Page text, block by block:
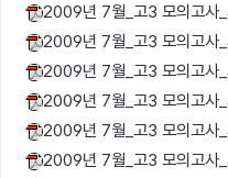
2009년 7월_고3 모의고사
2009년 7월_고3 모의고사
2009년 7월_고3 모의고사
2009년 7월_고3 모의고사
2009년 7월_고3 모의고사
2009년 7월_고3 모의고사